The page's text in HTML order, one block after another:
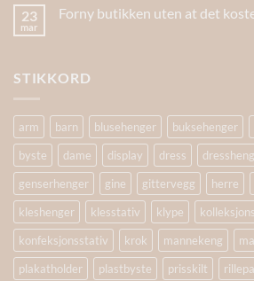
23
mar
Forny butikken uten at det
STIKKORD
arm barn blusehenger buksehenger
byste
dame display dress
genserhenger
gine gittervegg herre
kleshenger
klesstativ klype
konfeksjonsstativ
krok mannekeng
plakatholder
plastbyste prisskilt